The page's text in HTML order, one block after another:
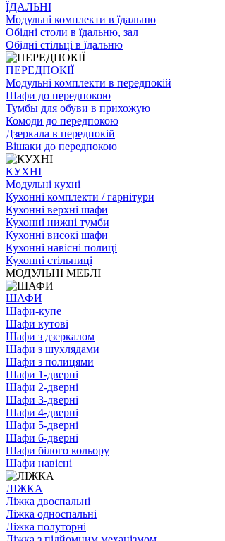
ЇДАЛЬНI
Модульні комплекти в їдальню
Обідні столи в їдальню, зал
Обідні стільці в їдальню
ПЕРЕДПОКІЇ
Модульні комплекти в передпокій
Шафи до передпокою
Тумбы для обуви в прихожую
Комоди до передпокою
Дзеркала в передпокій
Вішаки до передпокою
КУХНІ
Модульні кухні
Кухонні комплекти / гарнітури
Кухонні верхні шафи
Кухонні нижні тумби
Кухонні високі шафи
Кухонні навісні полиці
Кухонні стільниці
МОДУЛЬНІ МЕБЛІ
ШАФИ
Шафи-купе
Шафи кутові
Шафи з дзеркалом
Шафи з шухлядами
Шафи з полицями
Шафи 1-дверні
Шафи 2-дверні
Шафи 3-дверні
Шафи 4-дверні
Шафи 5-дверні
Шафи 6-дверні
Шафи білого кольору
Шафи навісні
ЛІЖКА
Ліжка двоспальні
Ліжка односпальні
Ліжка полуторні